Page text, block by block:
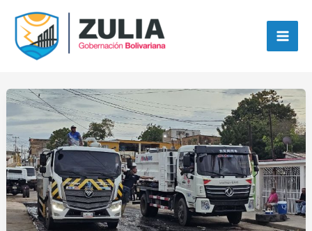
contenido
contenido